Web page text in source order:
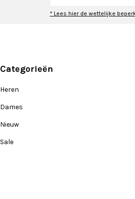
* Lees hier de wettelijke
Categorieën
Heren
Dames
Nieuw
Sale